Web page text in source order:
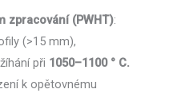
zpracování (PWHT):
(>15 mm),
při 1050–1100 ° C.
k opětovnému